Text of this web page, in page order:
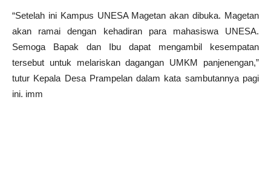
“Setelah ini Kampus UNESA Magetan akan dibuka. Magetan
akan ramai dengan kehadiran para mahasiswa UNESA.
Semoga Bapak dan Ibu dapat mengambil kesempatan
tersebut untuk melariskan dagangan UMKM panjenengan,”
tutur Kepala Desa Prampelan dalam kata sambutannya pagi
ini. imm